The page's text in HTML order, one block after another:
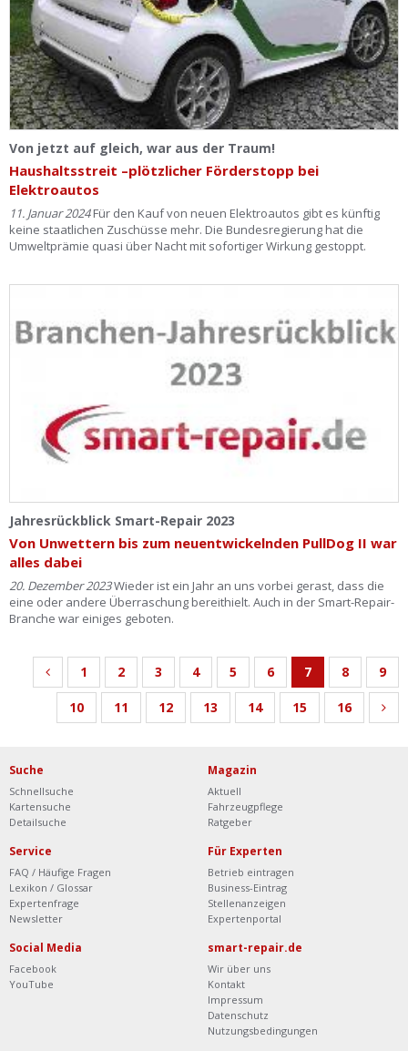
Von jetzt auf gleich, war aus der Traum!
Haushaltsstreit –plötzlicher Förderstopp bei
Elektroautos
11. Januar 2024Für den Kauf von neuen Elektroautos gibt es künftig
keine staatlichen Zuschüsse mehr. Die Bundesregierung hat die
Umweltprämie quasi über Nacht mit sofortiger Wirkung gestoppt.
Jahresrückblick Smart-Repair 2023
Von Unwettern bis zum neuentwickelnden PullDog II war
alles dabei
20. Dezember 2023Wieder ist ein Jahr an uns vorbei gerast, dass die
eine oder andere Überraschung bereithielt. Auch in der Smart-Repair-
Branche war einiges geboten.
1 2 3 4 5 6 7 8 9
10 11 12 13 14 15 16
Suche
Schnellsuche
Kartensuche
Detailsuche
Magazin
Aktuell
Fahrzeugpflege
Ratgeber
Service
FAQ / Häufige Fragen
Lexikon / Glossar
Expertenfrage
Newsletter
Für Experten
Betrieb eintragen
Business-Eintrag
Stellenanzeigen
Expertenportal
Social Media
Facebook
YouTube
smart-repair.de
Wir über uns
Kontakt
Impressum
Datenschutz
Nutzungsbedingungen